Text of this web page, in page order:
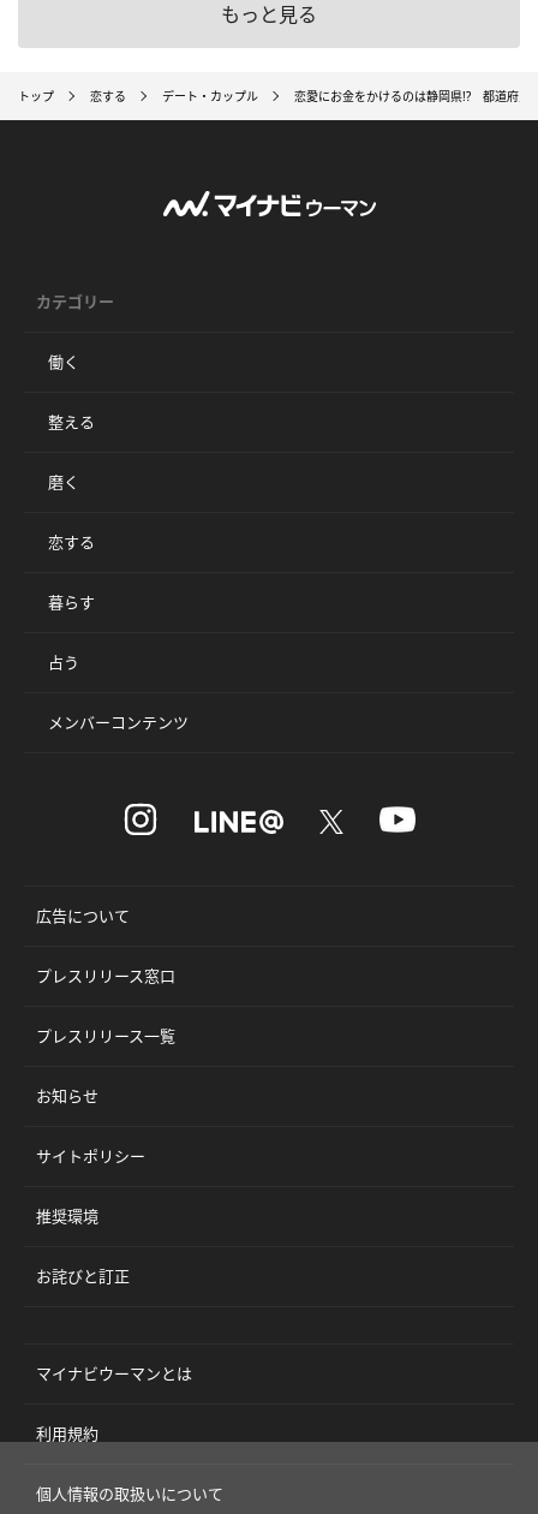
もっと見る
トップ 恋する デート・カップル 恋愛にお金をかけるのは静岡県!? 都道府県
カテゴリー
働く
整える
磨く
恋する
暮らす
占う
メンバーコンテンツ
広告について
プレスリリース窓口
プレスリリース一覧
お知らせ
サイトポリシー
推奨環境
お詫びと訂正
マイナビウーマンとは
利用規約
個人情報の取扱いについて